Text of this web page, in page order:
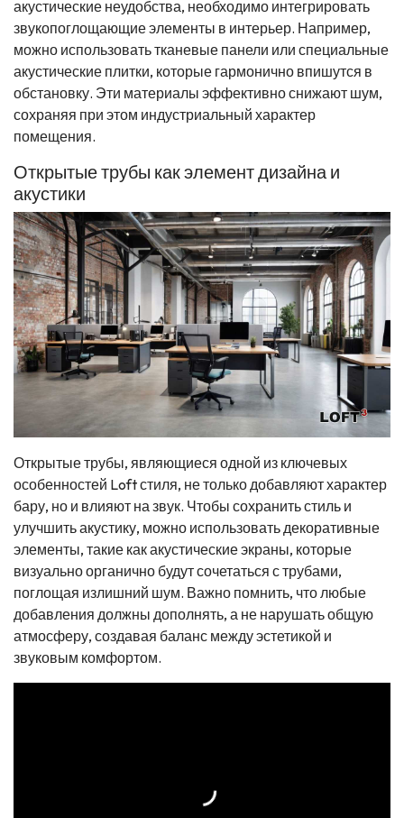
акустические неудобства, необходимо интегрировать
звукопоглощающие элементы в интерьер. Например,
можно использовать тканевые панели или специальные
акустические плитки, которые гармонично впишутся в
обстановку. Эти материалы эффективно снижают шум,
сохраняя при этом индустриальный характер
помещения.
Открытые трубы как элемент дизайна и
акустики
Открытые трубы, являющиеся одной из ключевых
особенностей Loft стиля, не только добавляют характер
бару, но и влияют на звук. Чтобы сохранить стиль и
улучшить акустику, можно использовать декоративные
элементы, такие как акустические экраны, которые
визуально органично будут сочетаться с трубами,
поглощая излишний шум. Важно помнить, что любые
добавления должны дополнять, а не нарушать общую
атмосферу, создавая баланс между эстетикой и
звуковым комфортом.